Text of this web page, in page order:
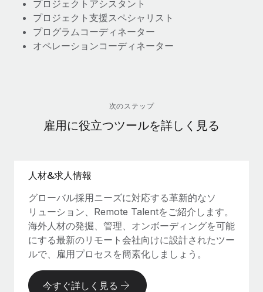
プロジェクトアシスタント
プロジェクト支援スペシャリスト
プログラムコーディネーター
オペレーションコーディネーター
次のステップ
雇用に役立つツールを詳しく見る
人材&求人情報
グローバル採用ニーズに対応する革新的なソ
リューション、Remote Talentをご紹介します。
海外人材の発掘、管理、オンボーディングを可能
にする最新のリモート会社向けに設計されたツー
ルで、雇用プロセスを簡素化しましょう。
今すぐ詳しく見る